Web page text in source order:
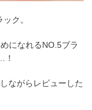
ク。
になれるNO.5ブラ
！
ながらレビューした